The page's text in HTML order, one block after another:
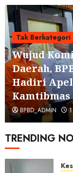
Tak Berkategori
Wujud
Daerah,
Hadiri Apel
Kamtibmas
BPBD_ADMIN
TRENDING